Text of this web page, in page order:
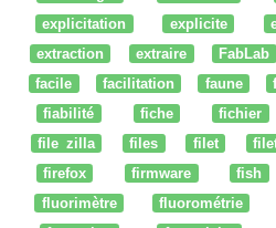
explicitation
explicite
extraction
extraire FabLab
facile
facilitation faune
fiabilité
fiche fichier
file zilla
files filet
firefox
firmware fish
fluorimètre
fluorométrie